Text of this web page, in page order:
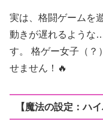
実は、格闘ゲームを
動きが遅れるような
す。 格ゲー女子（？
せません！🔥
【魔法の設定：ハ